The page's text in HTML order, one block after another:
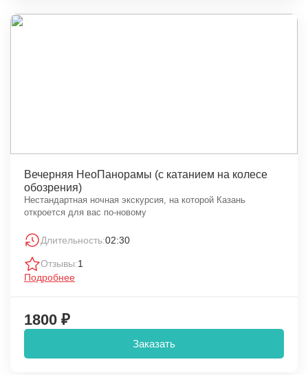
Вечерняя НеоПанорамы (с катанием на колесе
обозрения)
Нестандартная ночная экскурсия, на которой Казань
откроется для вас по-новому
Длительность:02:30
Отзывы:1
Подробнее
1800 ₽
Заказать